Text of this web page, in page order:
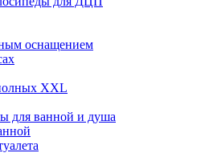
оснащением
XXL
для ванной и душа